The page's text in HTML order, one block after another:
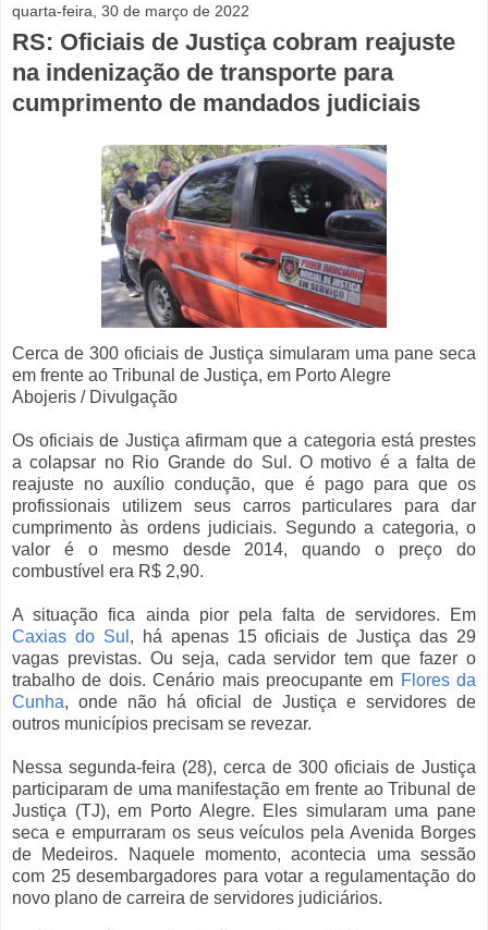
quarta-feira, 30 de março de 2022
RS: Oficiais de Justiça cobram reajuste
na indenização de transporte para
cumprimento de mandados judiciais
Cerca de 300 oficiais de Justiça simularam uma pane seca
em frente ao Tribunal de Justiça, em Porto Alegre
Abojeris / Divulgação
Os oficiais de Justiça afirmam que a categoria está prestes
a colapsar no Rio Grande do Sul. O motivo é a falta de
reajuste no auxílio condução, que é pago para que os
profissionais utilizem seus carros particulares para dar
cumprimento às ordens judiciais. Segundo a categoria, o
valor é o mesmo desde 2014, quando o preço do
combustível era R$ 2,90.
A situação fica ainda pior pela falta de servidores. Em
Caxias do Sul , há apenas 15 oficiais de Justiça das 29
vagas previstas. Ou seja, cada servidor tem que fazer o
trabalho de dois. Cenário mais preocupante em Flores da
Cunha, onde não há oficial de Justiça e servidores de
outros municípios precisam se revezar.
Nessa segunda-feira (28), cerca de 300 oficiais de Justiça
participaram de uma manifestação em frente ao Tribunal de
Justiça (TJ), em Porto Alegre. Eles simularam uma pane
seca e empurraram os seus veículos pela Avenida Borges
de Medeiros. Naquele momento, acontecia uma sessão
com 25 desembargadores para votar a regulamentação do
novo plano de carreira de servidores judiciários.